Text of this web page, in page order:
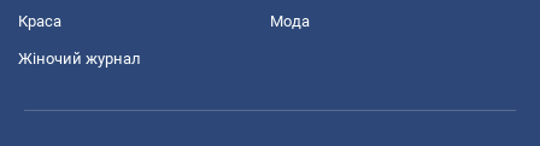
Краса Мода
Жіночий журнал